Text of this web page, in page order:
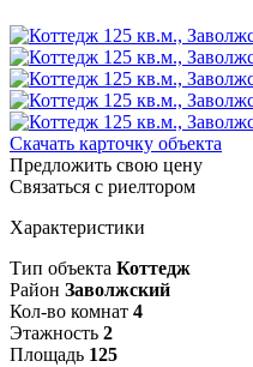
Скачать карточку объекта
Предложить свою цену
Связаться с риелтором
Характеристики
Тип объекта Коттедж
Район Заволжский
Кол-во комнат 4
Этажность 2
Площадь 125